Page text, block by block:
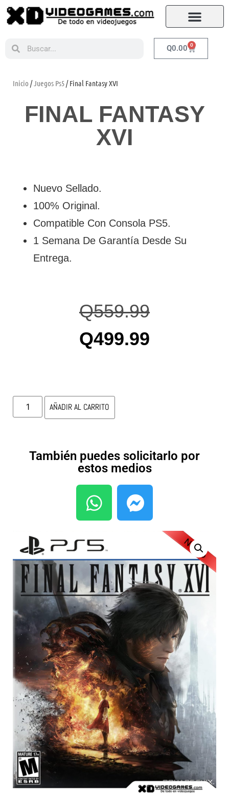
Q0.00 0
Inicio /Juegos Ps5/ Final Fantasy XVI
FINAL FANTASY
XVI
Nuevo Sellado.
100% Original.
Compatible Con Consola PS5.
1 Semana De Garantía Desde Su
Entrega.
Q559.99
Q499.99
AÑADIR AL CARRITO
También puedes solicitarlo por
estos medios